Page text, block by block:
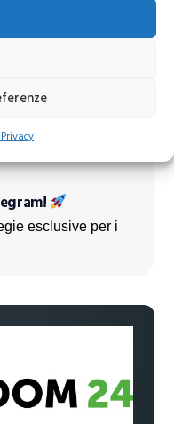
nel mirino nei
esclusive per i